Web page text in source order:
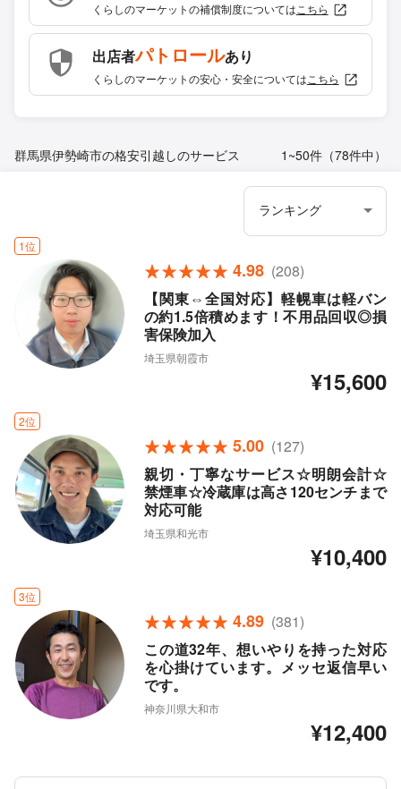
くらしのマーケットの補償制度については こちら
出店者パトロールあり
くらしのマーケットの安心・安全については こちら
群馬県伊勢崎市の格安引越しのサービス 1~50件（78件中）
1位
4.98 (208)
【関東⇔全国対応】軽幌車は軽バン
の約1.5倍積めます！不用品回収◎損
害保険加入
埼玉県朝霞市
¥15,600
2位
5.00 (127)
親切・丁寧なサービス☆明朗会計☆
禁煙車☆冷蔵庫は高さ120センチまで
対応可能
埼玉県和光市
¥10,400
3位
4.89 (381)
この道32年、想いやりを持った対応
を心掛けています。メッセ返信早い
です。
神奈川県大和市
¥12,400